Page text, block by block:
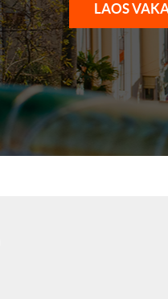
LAOS